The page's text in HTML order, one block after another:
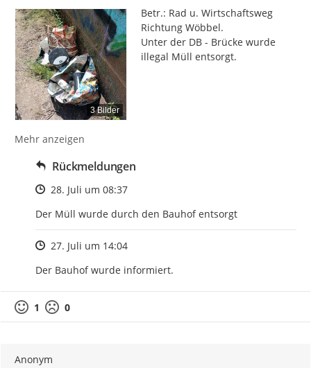
3 Bilder
Betr.: Rad u. Wirtschaftsweg
Richtung Wöbbel.
Unter der DB - Brücke wurde
illegal Müll entsorgt.
Mehr anzeigen
Rückmeldungen
Zeitpunkt des Erstellens
28. Juli um 08:37
Der Müll wurde durch den Bauhof entsorgt
Zeitpunkt des Erstellens
27. Juli um 14:04
Der Bauhof wurde informiert.
1 0
Anonym